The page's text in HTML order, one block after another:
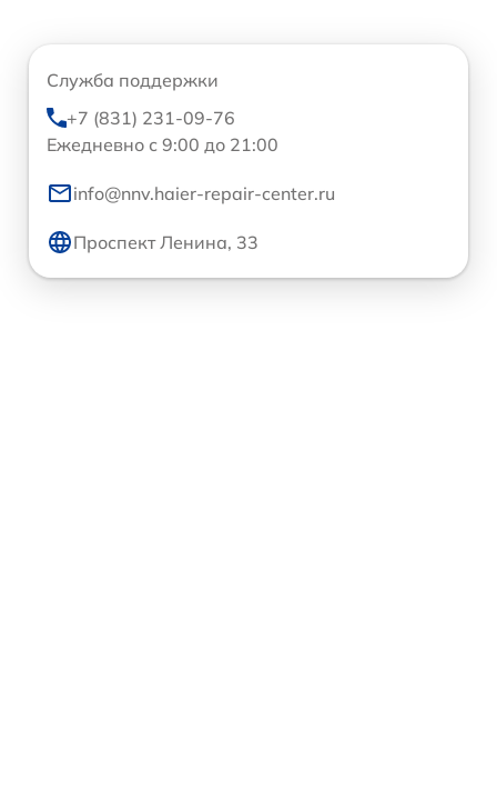
Служба поддержки
+7 (831) 231-09-76
Ежедневно с 9:00 до 21:00
info@nnv.haier-repair-center.ru
Проспект Ленина, 33